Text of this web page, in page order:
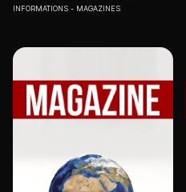
INFORMATIONS MAGAZINES